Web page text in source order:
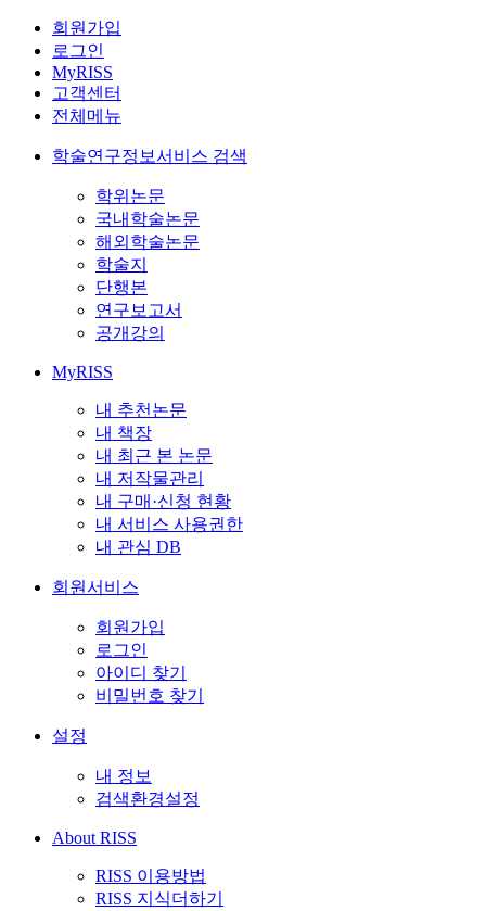
회원가입
로그인
MyRISS
고객센터
전체메뉴
학술연구정보서비스 검색
학위논문
국내학술논문
해외학술논문
학술지
단행본
연구보고서
공개강의
MyRISS
내 추천논문
내 책장
내 최근 본 논문
내 저작물관리
내 구매·신청 현황
내 서비스 사용권한
내 관심 DB
회원서비스
회원가입
로그인
아이디 찾기
비밀번호 찾기
설정
내 정보
검색환경설정
About RISS
RISS 이용방법
RISS 지식더하기